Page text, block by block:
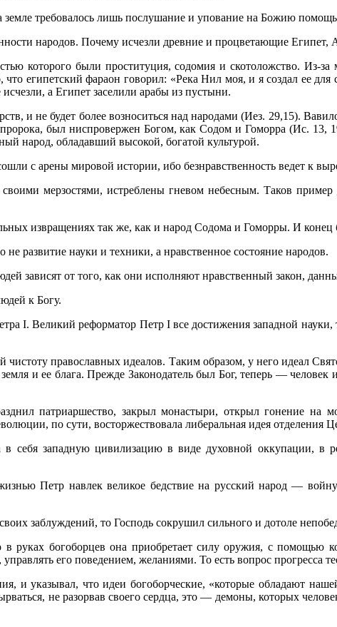
земле требовалось лишь послушание и упование на Божию
народов. Почему исчезли древние и процветающие
которого были проституция, содомия и скотоложство. Из-
египетский фараон говорил: «Река Нил моя, и я создал ее
а Египет заселили арабы из пустыни.
и не будет более возноситься над народами (Иез. 29,15).
был ниспровержен Богом, как Содом и Гоморра (Ис. 13,
народ, обладавший высокой, богатой культурой.
с арены мировой истории, ибо безнравственность ведет к
мерзостями, истреблены гневом небесным. Таков
извращениях так же, как и народ Содома и Гоморры. И конец
развитие науки и техники, а нравственное состояние народов.
зависят от того, как они исполняют нравственный закон,
к Богу.
I. Великий реформатор Петр I все достижения западной
чистоту православных идеалов. Таким образом, у него идеал
и ее блага. Прежде Законодатель был Бог, теперь — человек
патриаршество, закрыл монастыри, открыл гонение на
по сути, восторжество­вала либеральная идея отделения
себя западную цивилизацию в виде духовной оккупации, в
Петр навлек великое бедствие на русский народ —
заблуждений, то Господь сокрушил сильного и дотоле
в ру­ках богоборцев она приобретает силу оружия, с помощью
его поведением, желаниями. То есть вопрос прогресса
и указывал, что идеи богоборческие, «которые обладают
не разорвав своего сердца, это — демоны, которых